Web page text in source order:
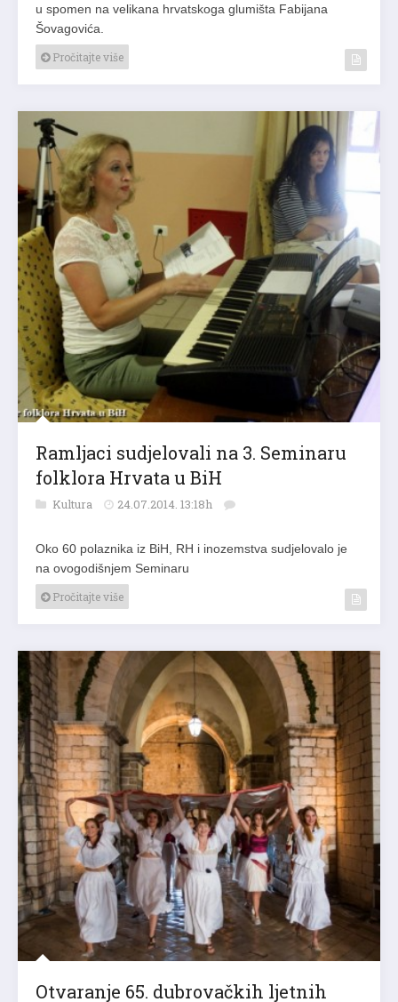
u spomen na velikana hrvatskoga glumišta Fabijana
Šovagovića.
Pročitajte više
Ramljaci sudjelovali na 3. Seminaru
folklora Hrvata u BiH
Kultura 24.07.2014. 13:18h
Oko 60 polaznika iz BiH, RH i inozemstva sudjelovalo je
na ovogodišnjem Seminaru
Pročitajte više
Otvaranje 65. dubrovačkih ljetnih